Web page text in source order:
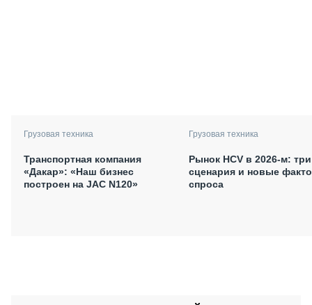
Грузовая техника
Транспортная компания
«Дакар»: «Наш бизнес
построен на JAC N120»
Грузовая техника
Рынок HCV в 2026-м: три
сценария и новые
спроса